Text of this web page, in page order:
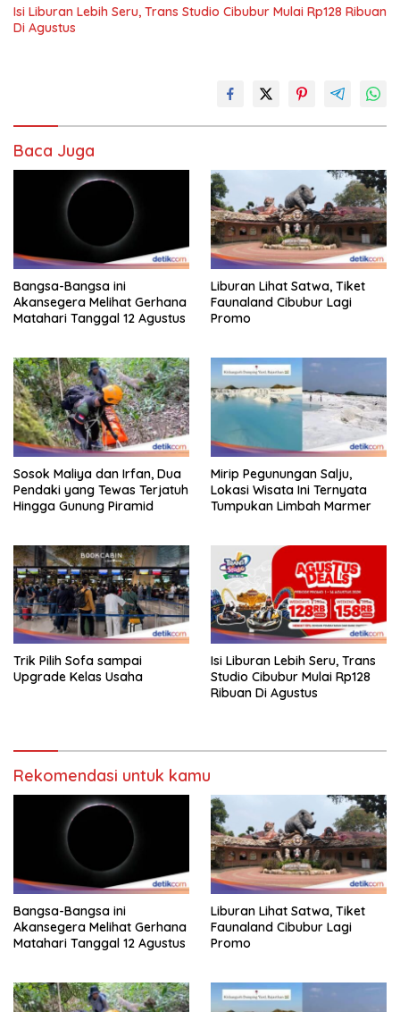
Isi Liburan Lebih Seru, Trans Studio Cibubur Mulai Rp128 Ribuan
Di Agustus
Baca Juga
Bangsa-Bangsa ini
Akansegera Melihat Gerhana
Matahari Tanggal 12 Agustus
Liburan Lihat Satwa, Tiket
Faunaland Cibubur Lagi
Promo
Sosok Maliya dan Irfan, Dua
Pendaki yang Tewas Terjatuh
Hingga Gunung Piramid
Mirip Pegunungan Salju,
Lokasi Wisata Ini Ternyata
Tumpukan Limbah Marmer
Trik Pilih Sofa sampai
Upgrade Kelas Usaha
Isi Liburan Lebih Seru, Trans
Studio Cibubur Mulai Rp128
Ribuan Di Agustus
Rekomendasi untuk kamu
Bangsa-Bangsa ini
Akansegera Melihat Gerhana
Matahari Tanggal 12 Agustus
Liburan Lihat Satwa, Tiket
Faunaland Cibubur Lagi
Promo